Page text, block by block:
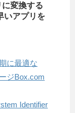
変換する
いアプリを
に最適な
ジBox.com
Identifier